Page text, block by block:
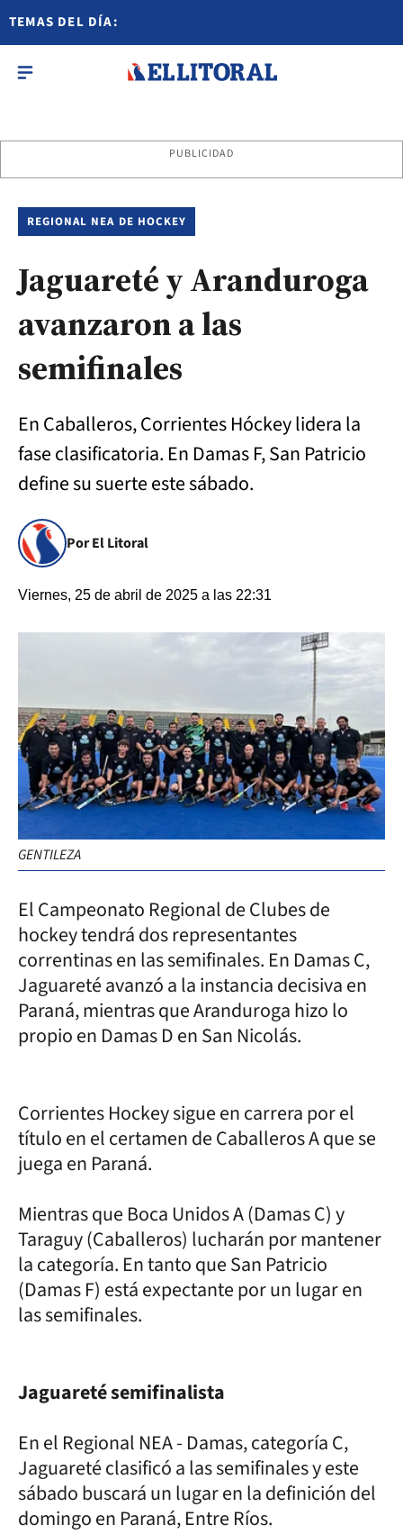
TEMAS DEL DÍA:
PUBLICIDAD
REGIONAL NEA DE HOCKEY
Jaguareté y Aranduroga
avanzaron a las
semifinales
En Caballeros, Corrientes Hóckey lidera la
fase clasificatoria. En Damas F, San Patricio
define su suerte este sábado.
Por El Litoral
Viernes, 25 de abril de 2025 a las 22:31
GENTILEZA
El Campeonato Regional de Clubes de
hockey tendrá dos representantes
correntinas en las semifinales. En Damas C,
Jaguareté avanzó a la instancia decisiva en
Paraná, mientras que Aranduroga hizo lo
propio en Damas D en San Nicolás.
Corrientes Hockey sigue en carrera por el
título en el certamen de Caballeros A que se
juega en Paraná.
Mientras que Boca Unidos A (Damas C) y
Taraguy (Caballeros) lucharán por mantener
la categoría. En tanto que San Patricio
(Damas F) está expectante por un lugar en
las semifinales.
Jaguareté semifinalista
En el Regional NEA - Damas, categoría C,
Jaguareté clasificó a las semifinales y este
sábado buscará un lugar en la definición del
domingo en Paraná, Entre Ríos.